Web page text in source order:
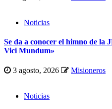
Noticias
Se da a conocer el himno de la
Vici Mundum»
3 agosto, 2026 Misioneros
Noticias